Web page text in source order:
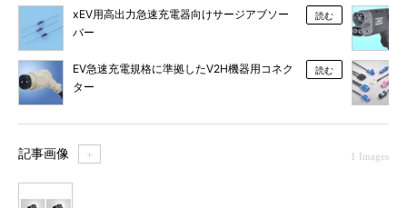
xEV用高出力急速充電器向けサージアブソー
バー
読む
EV急速充電規格に準拠したV2H機器用コネク
ター
読む
記事画像 ＋ 1 Images